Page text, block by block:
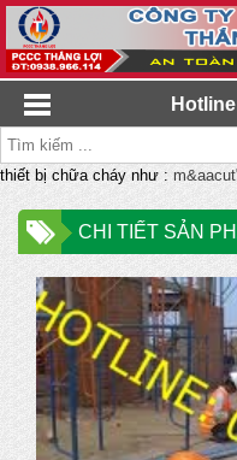
thiết bị chữa cháy như :
CHI TIẾT SẢN